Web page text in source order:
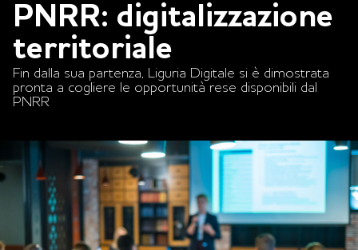
PNRR: digitalizzazione
territoriale
Fin dalla sua partenza, Liguria Digitale si è dimostrata
pronta a cogliere le opportunità rese disponibili dal
PNRR